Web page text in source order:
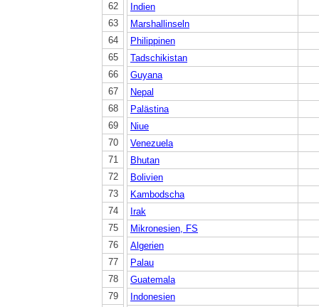
62
63
64
65
66
67
68
69
70
71
72
73
74
75
76
77
78
79
Indien
Marshallinseln
Philippinen
Tadschikistan
Guyana
Nepal
Palästina
Niue
Venezuela
Bhutan
Bolivien
Kambodscha
Irak
Mikronesien, FS
Algerien
Palau
Guatemala
Indonesien